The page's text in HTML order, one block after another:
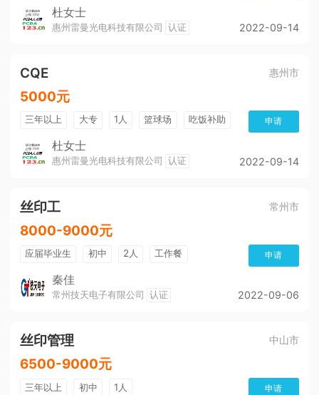
五险
公积金
杜女士
惠州雷曼光电科技有限公司 认证 2022-09-14
CQE 惠州市
5000元
三年以上 大专 1人 篮球场
吃饭补助
双休
五险
包住宿
申请
杜女士
惠州雷曼光电科技有限公司 认证 2022-09-14
丝印工 常州市
8000-9000元
应届毕业生 初中 2人
工作餐
吃饭补助
晋升快
培训及职业生涯 奖励制度
申请
秦佳
常州技天电子有限公司 认证 2022-09-06
丝印管理 中山市
6500-9000元
三年以上 初中 1人 申请